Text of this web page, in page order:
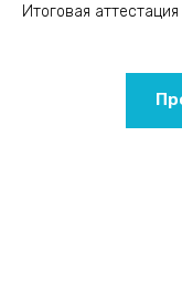
Итоговая